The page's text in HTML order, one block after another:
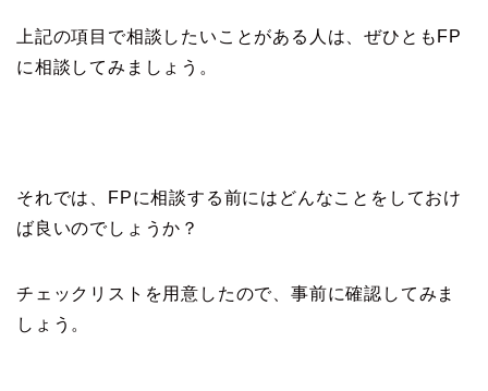
上記の項目で相談したいことがある人は、ぜひともFP
に相談してみましょう。
それでは、FPに相談する前にはどんなことをしておけ
ば良いのでしょうか？
チェックリストを用意したので、事前に確認してみま
しょう。